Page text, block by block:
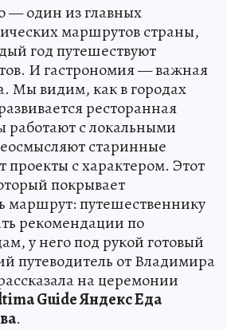
— один из главных
маршрутов страны,
год путешествуют
И гастрономия — важная
Мы видим, как в городах
ресторанная
с локальными
старинные
проекты с характером. Этот
покрывает
маршрут: путешественнику
рекомендации по
у него под рукой готовый
путеводитель от Владимира
на церемонии
Guide Яндекс Еда
.